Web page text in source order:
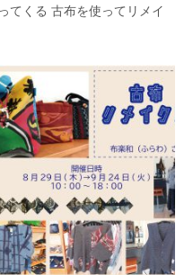
てくる 古布を使ってリメイ